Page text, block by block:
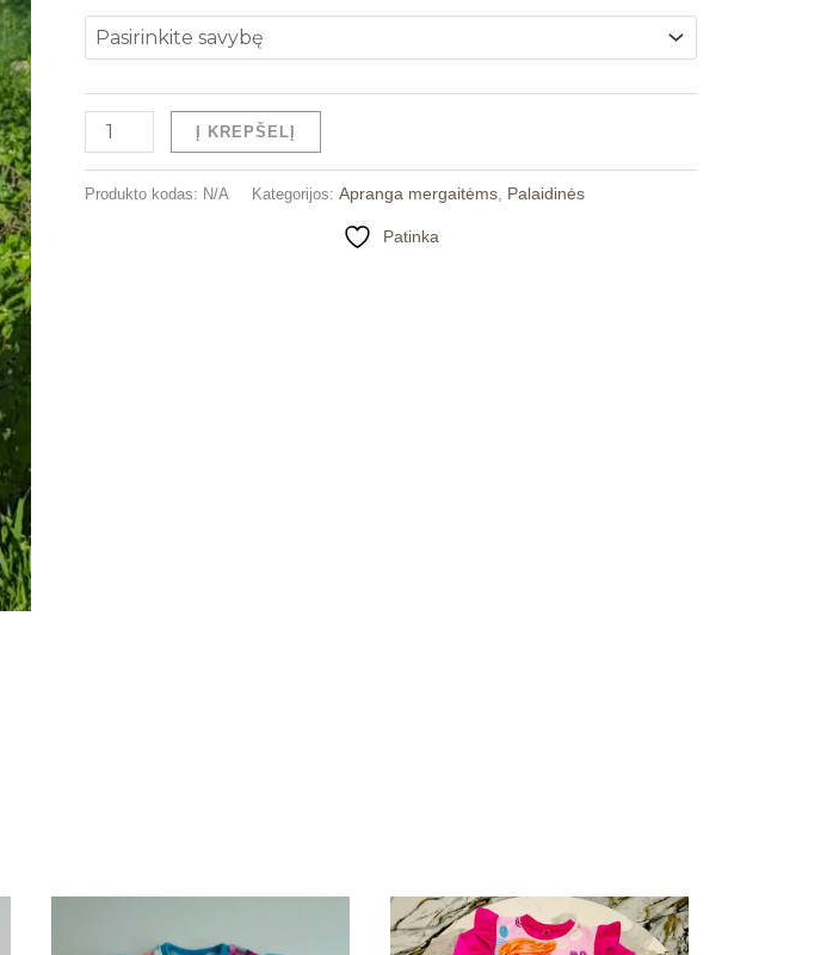
€12.00
Į KREPŠELĮ
Produkto kodas: N/A Kategorijos: Apranga mergaitėms, Palaidinės
Patinka